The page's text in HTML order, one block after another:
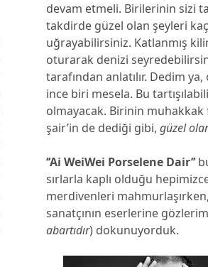
devam etmeli. Birilerinin sizi
takdirde güzel olan şeyleri
uğrayabilirsiniz. Katlanmış
oturarak denizi
tarafından anlatılır. Dedim
ince biri mesela. Bu
olmayacak. Birinin muhakkak
şair’in de dediği gibi,güzel
‘’Ai WeiWei Porselene Dair’’
sırlarla kaplı olduğu
merdivenleri
sanatçının eserlerine
abartıdır) dokunuyorduk.